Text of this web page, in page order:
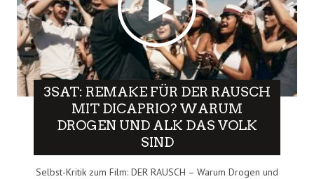
3SAT: REMAKE FÜR DER RAUSCH
MIT DICAPRIO? WARUM
DROGEN UND ALK DAS VOLK
SIND
Selbst-Kritik zum Film: DER RAUSCH – Warum Drogen und